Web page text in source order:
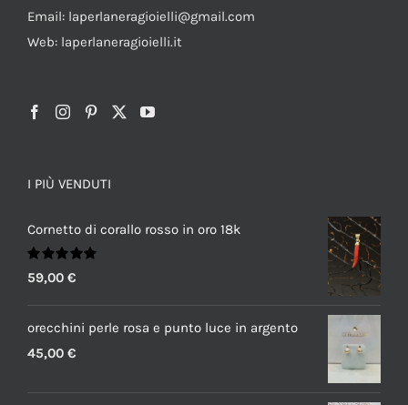
Email: laperlaneragioielli@gmail.com
Web: laperlaneragioielli.it
I PIÙ VENDUTI
Cornetto di corallo rosso in oro 18k
Valutato
5.00 su 5
59,00 €
orecchini perle rosa e punto luce in argento
45,00 €